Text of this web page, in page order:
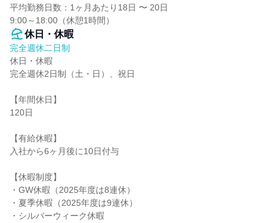
平均勤務日数：1ヶ月あたり18日 〜 20日
9:00～18:00（休憩1時間）
休日・休暇
完全週休二日制
休日・休暇
完全週休2日制（土・日）、祝日
【年間休日】
120日
【有給休暇】
入社から6ヶ月後に10日付与
【休暇制度】
・GW休暇（2025年度は8連休）
・夏季休暇（2025年度は9連休）
・シルバーウィーク休暇